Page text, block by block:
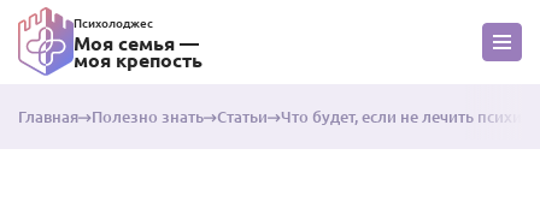
Психолоджес
Моя семья —
моя крепость
Главная Полезно знать Статьи Что будет, если не лечить